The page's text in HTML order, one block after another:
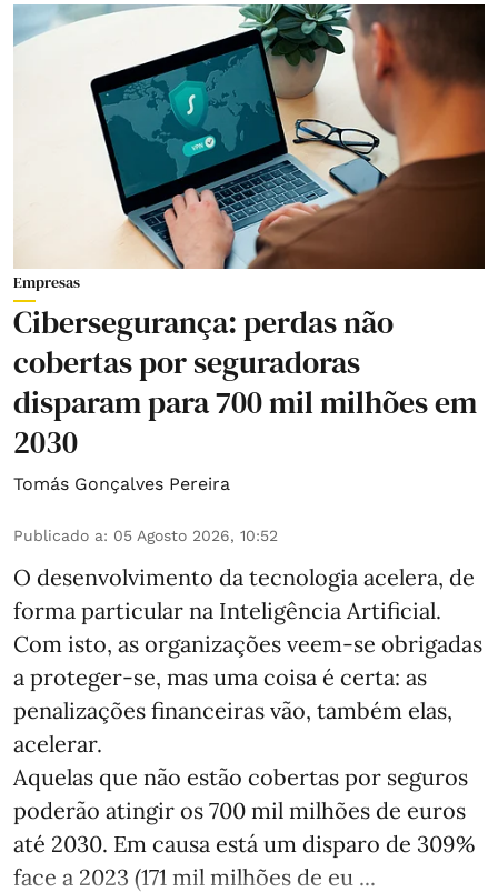
Empresas
Cibersegurança: perdas não
cobertas por seguradoras
disparam para 700 mil milhões em
2030
Tomás Gonçalves Pereira
Publicado a: 05 Agosto 2026, 10:52
O desenvolvimento da tecnologia acelera, de
forma particular na Inteligência Artificial.
Com isto, as organizações veem-se obrigadas
a proteger-se, mas uma coisa é certa: as
penalizações financeiras vão, também elas,
acelerar.
Aquelas que não estão cobertas por seguros
poderão atingir os 700 mil milhões de euros
até 2030. Em causa está um disparo de 309%
face a 2023 (171 mil milhões de eu ...